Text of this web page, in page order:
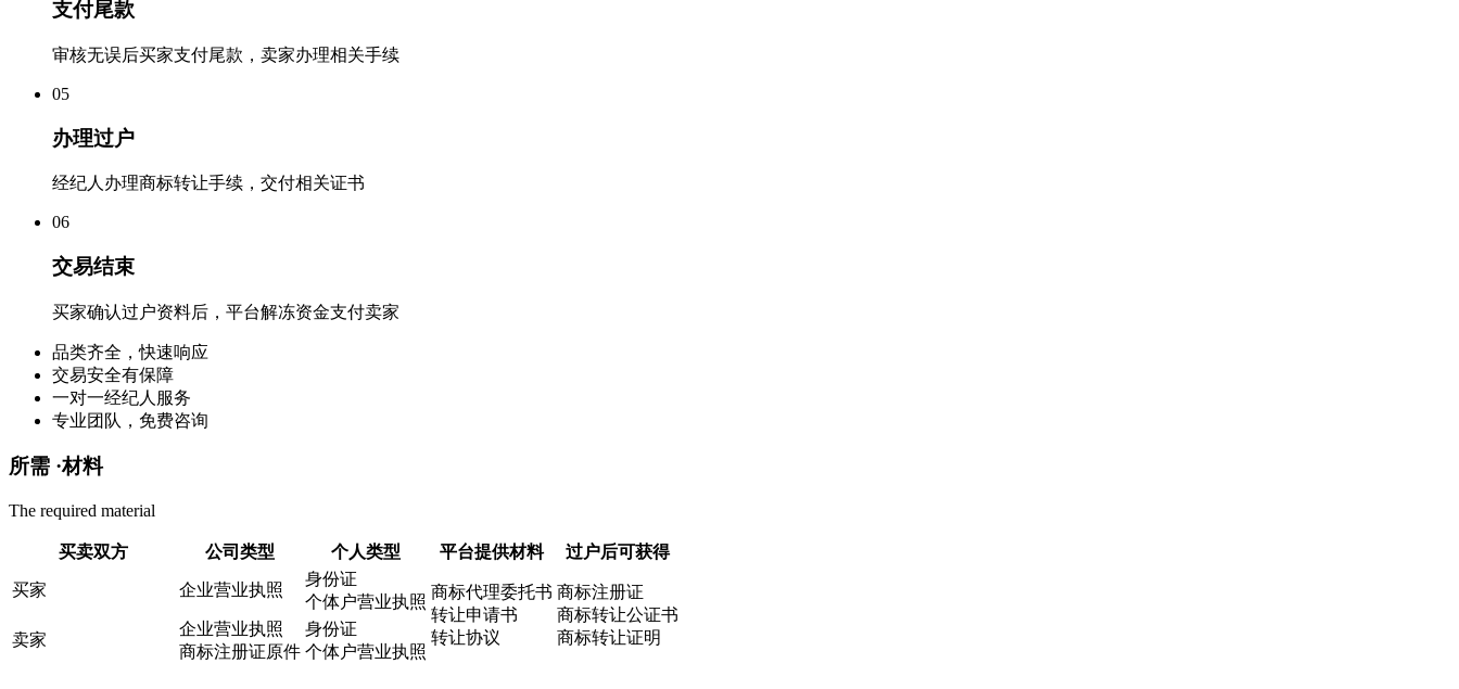
支付尾款
审核无误后买家支付尾款，卖家办理相关手续
05
办理过户
经纪人办理商标转让手续，交付相关证书
06
交易结束
买家确认过户资料后，平台解冻资金支付卖家
品类齐全，快速响应
交易安全有保障
一对一经纪人服务
专业团队，免费咨询
所需 ·材料
The required material
买卖双方 公司类型 个人类型 平台提供材料 过户后可获得
买家 企业营业执照
身份证
个体户营业执照
商标代理委托书
转让申请书
转让协议
商标注册证
商标转让公证书
商标转让证明
卖家
企业营业执照
商标注册证原件
身份证
个体户营业执照